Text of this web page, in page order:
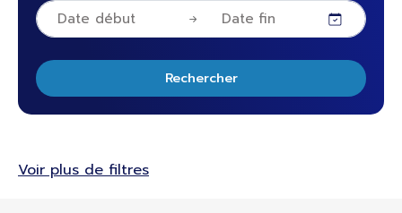
Voir plus de filtres
Rechercher